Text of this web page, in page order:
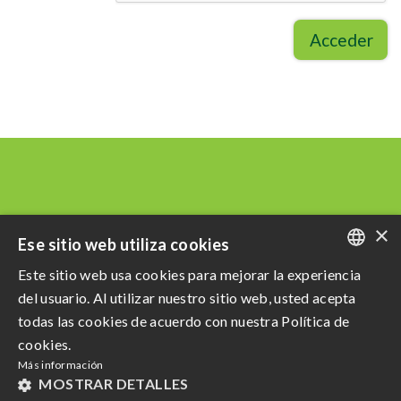
Acceder
Razão Social: Açucareira Quatá S.A
Política de privacidad
PORTUGUESE
ENGLISH
×
Ese sitio web utiliza cookies
Este sitio web usa cookies para mejorar la experiencia
del usuario. Al utilizar nuestro sitio web, usted acepta
todas las cookies de acuerdo con nuestra Política de
cookies.
Más información
MOSTRAR DETALLES